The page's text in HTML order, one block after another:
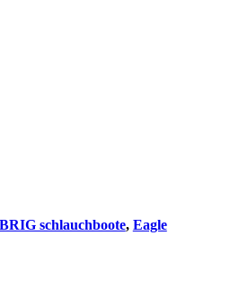
BRIG schlauchboote, Eagle